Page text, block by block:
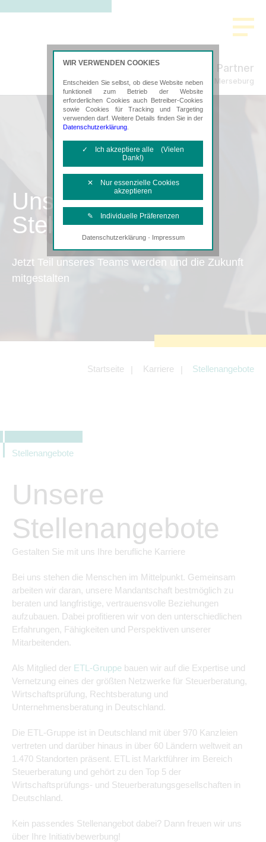
Schmidt & Partner
Steuerberatung in Merseburg
Unsere
Stellenangebote
Jetzt Teil unseres Teams werden und die Zukunft
mitgestalten
Startseite Karriere Stellenangebote
Stellenangebote
Unsere
Stellenangebote
Gestalten Sie mit uns Ihre berufliche Karriere
Bei uns stehen die Menschen im Mittelpunkt. Gemeinsam
arbeiten wir daran, unsere Mandantschaft bestmöglich zu
beraten und langfristige, vertrauensvolle Beziehungen
aufzubauen. Dabei profitieren wir von den unterschiedlichen
Erfahrungen, Fähigkeiten und Perspektiven unserer
Mitarbeitenden.
Als Mitglied der ETL-Gruppe bauen wir auf die Expertise und
Vernetzung eines der größten Netzwerke für Steuerberatung,
Wirtschaftsprüfung, Rechtsberatung und
Unternehmensberatung in Deutschland.
Die ETL-Gruppe ist in Deutschland mit über 970 Kanzleien
vertreten und darüber hinaus in über 60 Ländern weltweit an
1.470 Standorten präsent. ETL ist Marktführer im Bereich
Steuerberatung und gehört zu den Top 5 der
Wirtschaftsprüfungs- und Steuerberatungsgesellschaften in
Deutschland.
Kein passendes Stellenangebot dabei? Dann freuen wir uns
über Ihre Initiativbewerbung!
WIR VERWENDEN COOKIES
Entscheiden Sie selbst, ob diese Website neben
funktionell zum Betrieb der Website
erforderlichen Cookies auch Betreiber-Cookies
sowie Cookies für Tracking und Targeting
verwenden darf. Weitere Details finden Sie in der
Datenschutzerklärung
✓ Ich akzeptiere alle (Vielen
Dank!)
✕ Nur essenzielle Cookies
akzeptieren
✎ Individuelle Präferenzen
Notwendige Cookies
Diese Cookies sind erforderlich, um die
grundlegende Funktionalität der Website
Angebotes einschließlich der
Angeboten von z.B. Facebook und
LinkedIn.
Datenschutzerklärung· Impressum